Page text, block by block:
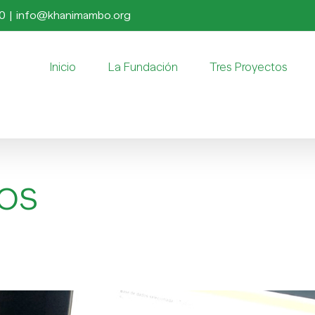
| info@khanimambo.org
Inicio La Fundación Tres Proyectos